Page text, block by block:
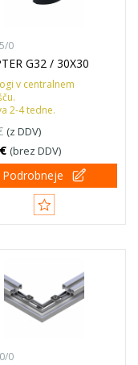
0
G32 / 30X30
v centralnem
2-4 tedne.
(z DDV)
(brez DDV)
Podrobneje
0